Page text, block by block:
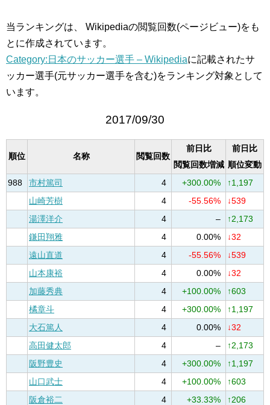
当ランキングは、 Wikipediaの閲覧回数(ページビュー)をも
とに作成されています。
Category:日本のサッカー選手 – Wikipediaに記載されたサ
ッカー選手(元サッカー選手を含む)をランキング対象として
います。
2017/09/30
順位 名称 閲覧回数
前日比
閲覧回数増減
前日比
順位変動
988
市村篤司 4 +300.00%
↑1,197
山崎芳樹
4 -55.56%
↓539
湯澤洋介
4 –
↑2,173
鎌田翔雅
4 0.00%
↓32
遠山直道
4 -55.56%
↓539
山本康裕
4 0.00%
↓32
加藤秀典
4 +100.00%
↑603
橘章斗
4 +300.00%
↑1,197
大石篤人
4 0.00%
↓32
高田健太郎
4 –
↑2,173
阪野豊史
4 +300.00%
↑1,197
山口武士
4 +100.00%
↑603
阪倉裕二
4 +33.33%
↑206